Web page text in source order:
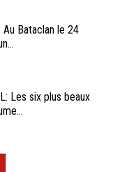
Au Bataclan le 24
Les six plus beaux